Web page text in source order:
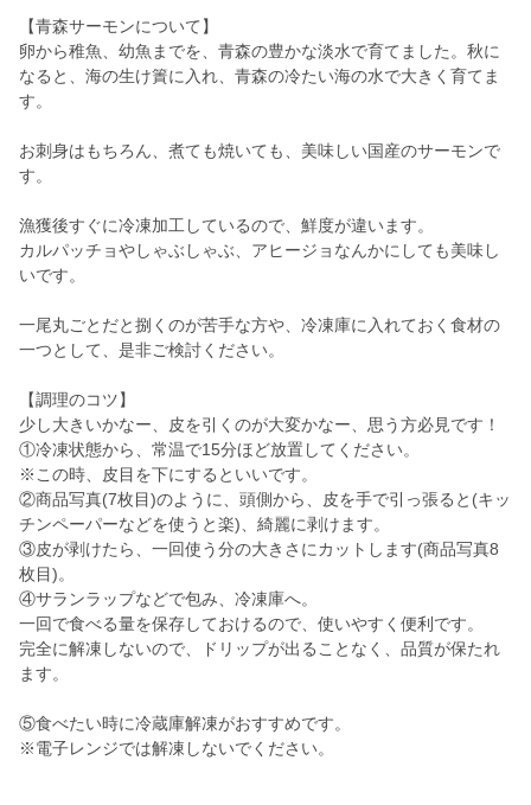
【青森サーモンについて】
卵から稚魚、幼魚までを、青森の豊かな淡水で育てました。秋に
なると、海の生け簀に入れ、青森の冷たい海の水で大きく育てま
す。
お刺身はもちろん、煮ても焼いても、美味しい国産のサーモンで
す。
漁獲後すぐに冷凍加工しているので、鮮度が違います。
カルパッチョやしゃぶしゃぶ、アヒージョなんかにしても美味し
いです。
一尾丸ごとだと捌くのが苦手な方や、冷凍庫に入れておく食材の
一つとして、是非ご検討ください。
【調理のコツ】
少し大きいかなー、皮を引くのが大変かなー、思う方必見です！
①冷凍状態から、常温で15分ほど放置してください。
※この時、皮目を下にするといいです。
②商品写真(7枚目)のように、頭側から、皮を手で引っ張ると(キッ
チンペーパーなどを使うと楽)、綺麗に剥けます。
③皮が剥けたら、一回使う分の大きさにカットします(商品写真8
枚目)。
④サランラップなどで包み、冷凍庫へ。
一回で食べる量を保存しておけるので、使いやすく便利です。
完全に解凍しないので、ドリップが出ることなく、品質が保たれ
ます。
⑤食べたい時に冷蔵庫解凍がおすすめです。
※電子レンジでは解凍しないでください。